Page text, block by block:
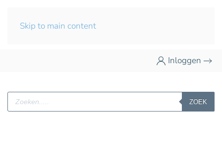
Skip to main content
Inloggen
Producten
zoeken
ZOEK